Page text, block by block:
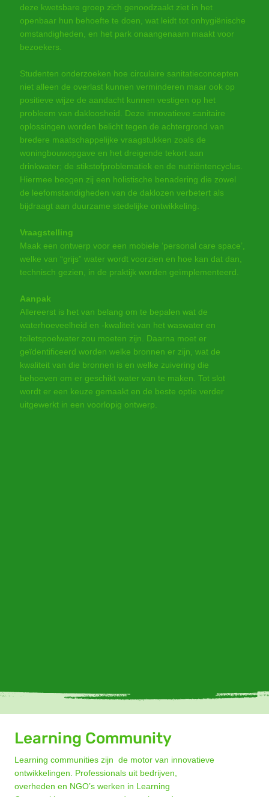
deze kwetsbare groep zich genoodzaakt ziet in het
openbaar hun behoefte te doen, wat leidt tot onhygiënische
omstandigheden, en het park onaangenaam maakt voor
bezoekers.
Studenten onderzoeken hoe circulaire sanitatieconcepten
niet alleen de overlast kunnen verminderen maar ook op
positieve wijze de aandacht kunnen vestigen op het
probleem van dakloosheid. Deze innovatieve sanitaire
oplossingen worden belicht tegen de achtergrond van
bredere maatschappelijke vraagstukken zoals de
woningbouwopgave en het dreigende tekort aan
drinkwater; de stikstofproblematiek en de nutriëntencyclus.
Hiermee beogen zij een holistische benadering die zowel
de leefomstandigheden van de daklozen verbetert als
bijdraagt aan duurzame stedelijke ontwikkeling.
Vraagstelling
Maak een ontwerp voor een mobiele ‘personal care space’,
welke van “grijs” water wordt voorzien en hoe kan dat dan,
technisch gezien, in de praktijk worden geïmplementeerd.
Aanpak
Allereerst is het van belang om te bepalen wat de
waterhoeveelheid en -kwaliteit van het waswater en
toiletspoelwater zou moeten zijn. Daarna moet er
geïdentificeerd worden welke bronnen er zijn, wat de
kwaliteit van die bronnen is en welke zuivering die
behoeven om er geschikt water van te maken. Tot slot
wordt er een keuze gemaakt en de beste optie verder
uitgewerkt in een voorlopig ontwerp.
Learning Community
Learning communities zijn de motor van innovatieve
ontwikkelingen. Professionals uit bedrijven,
overheden en NGO’s werken in Learning